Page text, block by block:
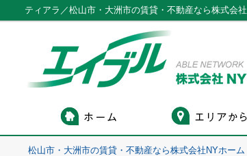
ティアラ／松山市・大洲市の賃貸・不動産なら株式会
松山市・大洲市の賃貸・不動産なら株式会社NYホーム